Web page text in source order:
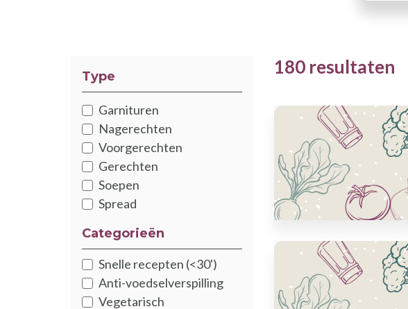
Type
Garnituren
Nagerechten
Voorgerechten
Gerechten
Soepen
Spread
Categorieën
Snelle recepten (<30')
Anti-voedselverspilling
Vegetarisch
180 resultaten